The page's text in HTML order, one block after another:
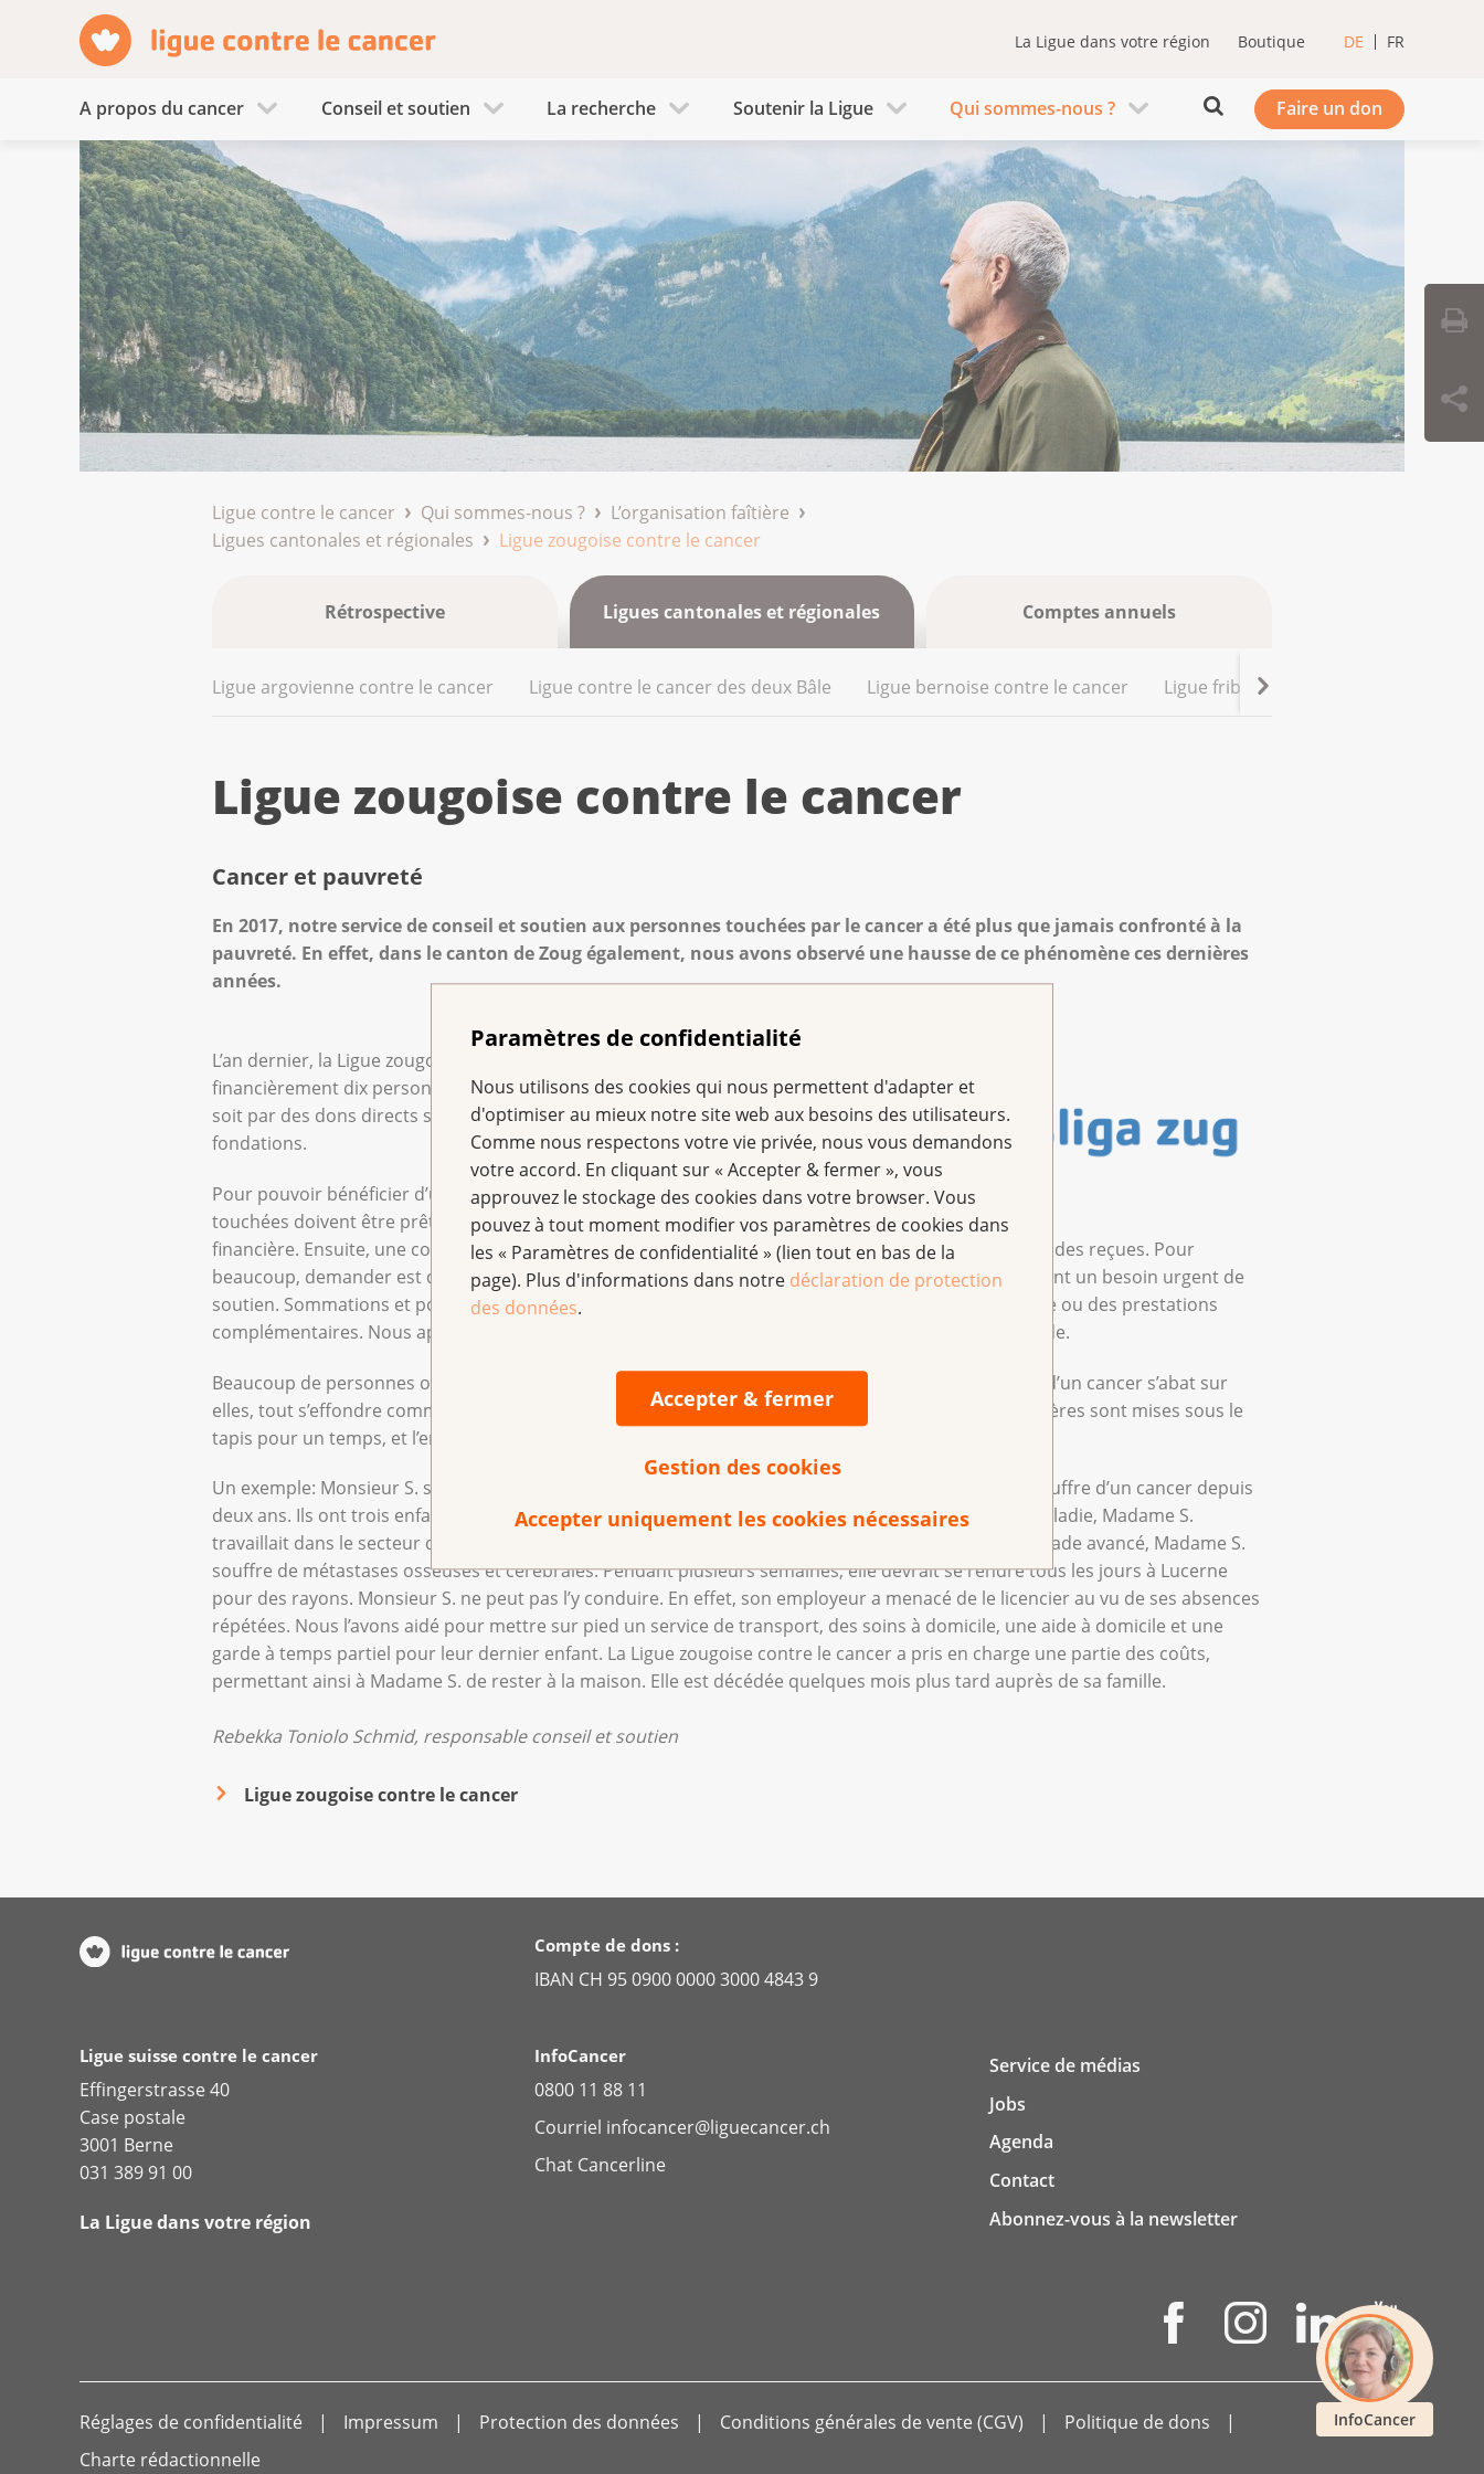
Paramètres de confidentialité
Nous utilisons des cookies qui nous permettent d'adapter et
d'optimiser au mieux notre site web aux besoins des utilisateurs.
Comme nous respectons votre vie privée, nous vous demandons
votre accord. En cliquant sur « Accepter & fermer », vous
approuvez le stockage des cookies dans votre browser. Vous
pouvez à tout moment modifier vos paramètres de cookies dans
les « Paramètres de confidentialité » (lien tout en bas de la
page). Plus d'informations dans notre déclaration de protection
des données.
Accepter & fermer
Gestion des cookies
Accepter uniquement les cookies nécessaires
La Ligue dans votre région Boutique DE FR
A propos du cancer Conseil et soutien La recherche Soutenir la Ligue Qui sommes-nous ? Faire un don
Ligue contre le cancer Qui sommes-nous ?
L’organisation faîtière
Ligues cantonales et régionales
Ligue zougoise contre le cancer
Rétrospective Ligues cantonales et régionales Comptes annuels
Ligue argovienne contre le cancer Ligue contre le cancer des deux Bâle Ligue bernoise contre le cancer Ligue fribourgeoise contre le cancer
Ligue zougoise contre le cancer
Cancer et pauvreté
En 2017, notre service de conseil et soutien aux personnes touchées par le cancer a été plus que jamais confronté à la
pauvreté. En effet, dans le canton de Zoug également, nous avons observé une hausse de ce phénomène ces dernières
années.
L’an dernier, la Ligue zougoise contre le cancer a soutenu
financièrement dix personnes et familles du canton de Zoug,
soit par des dons directs soit en faisant appel à des
fondations.
Pour pouvoir bénéficier d’un soutien financier, les familles
touchées doivent être prêtes à divulguer leur situation
financière. Ensuite, une commission de la Ligue zougoise contre le cancer se prononce sur les demandes reçues. Pour
beaucoup, demander est difficile. Par conséquent, les requêtes arrivent souvent très tard et traduisent un besoin urgent de
soutien. Sommations et poursuites sont parfois déjà d’actualité. Certains cas relèvent de l’aide sociale ou des prestations
complémentaires. Nous apportons alors notre aide pour compléter les longs formulaires de demande.
Beaucoup de personnes ont du mal à s’organiser avec un budget serré. En effet, lorsque la nouvelle d’un cancer s’abat sur
elles, tout s’effondre comme un château de cartes. Dans cette situation difficile, les questions financières sont mises sous le
tapis pour un temps, et l’endettement menace.
Un exemple: Monsieur S. s’annonce auprès de notre service de conseil. Sa femme, âgée de 45 ans, souffre d’un cancer depuis
deux ans. Ils ont trois enfants (16, 14 et 6 ans). Monsieur S. travaille sur les chantiers, et jusqu’à sa maladie, Madame S.
travaillait dans le secteur du nettoyage. Elle n’a pas d’assurance perte de gains. La maladie est à un stade avancé, Madame S.
souffre de métastases osseuses et cérébrales. Pendant plusieurs semaines, elle devrait se rendre tous les jours à Lucerne
pour des rayons. Monsieur S. ne peut pas l’y conduire. En effet, son employeur a menacé de le licencier au vu de ses absences
répétées. Nous l’avons aidé pour mettre sur pied un service de transport, des soins à domicile, une aide à domicile et une
garde à temps partiel pour leur dernier enfant. La Ligue zougoise contre le cancer a pris en charge une partie des coûts,
permettant ainsi à Madame S. de rester à la maison. Elle est décédée quelques mois plus tard auprès de sa famille.
Rebekka Toniolo Schmid, responsable conseil et soutien
Ligue zougoise contre le cancer
InfoCancer
Compte de dons :
IBAN CH 95 0900 0000 3000 4843 9
Ligue suisse contre le cancer
Effingerstrasse 40
Case postale
3001 Berne
031 389 91 00
La Ligue dans votre région
InfoCancer
0800 11 88 11
Courriel infocancer@liguecancer.ch
Chat Cancerline
Service de médias
Jobs
Agenda
Contact
Abonnez-vous à la newsletter
Réglages de confidentialité Impressum Protection des données Conditions générales de vente (CGV)
Politique de dons
Charte rédactionnelle